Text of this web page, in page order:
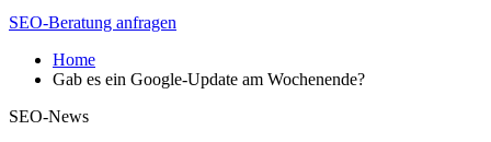
SEO-Beratung anfragen
Home
Gab es ein Google-Update am Wochenende?
SEO-News